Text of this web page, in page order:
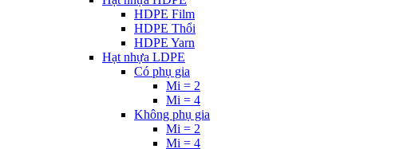
HDPE Film
HDPE Thổi
HDPE Yarn
Hạt nhựa LDPE
Có phụ gia
Mi = 2
Mi = 4
Không phụ gia
Mi = 2
Mi = 4